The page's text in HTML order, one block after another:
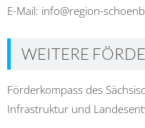
E-Mail: info@region-
WEITERE
Förderkompass des
Infrastruktur und